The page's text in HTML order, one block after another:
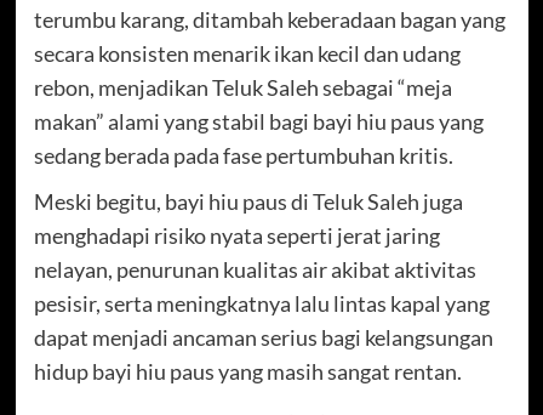
terumbu karang, ditambah keberadaan bagan yang
secara konsisten menarik ikan kecil dan udang
rebon, menjadikan Teluk Saleh sebagai “meja
makan” alami yang stabil bagi bayi hiu paus yang
sedang berada pada fase pertumbuhan kritis.
Meski begitu, bayi hiu paus di Teluk Saleh juga
menghadapi risiko nyata seperti jerat jaring
nelayan, penurunan kualitas air akibat aktivitas
pesisir, serta meningkatnya lalu lintas kapal yang
dapat menjadi ancaman serius bagi kelangsungan
hidup bayi hiu paus yang masih sangat rentan.